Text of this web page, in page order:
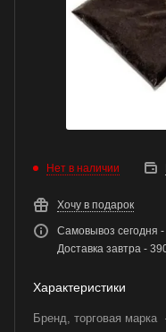
Нет в наличии
Хочу в подарок
Самовывоз сегодня
Доставка завтра -
Характеристики
Бренд, торговая марка